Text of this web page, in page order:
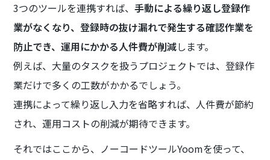
3つのツールを連携すれば、手動による繰り返し登録作
業がなくなり、登録時の抜け漏れで発生する確認作業を
防止でき、運用にかかる人件費が削減します。
例えば、大量のタスクを扱うプロジェクトでは、登録作
業だけで多くの工数がかかるでしょう。
連携によって繰り返し入力を省略すれば、人件費が節約
され、運用コストの削減が期待できます。
それではここから、ノーコードツールYoomを使って、